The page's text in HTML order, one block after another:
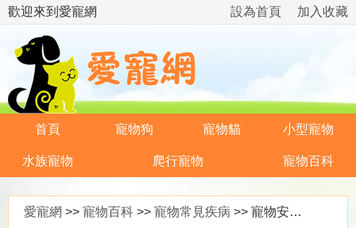
歡迎來到愛寵網 加入收藏
設為首頁
首頁 寵物狗 寵物貓 小型寵物
水族寵物 爬行寵物 寵物百科
愛寵網 >> 寵物百科 >> 寵物常見疾病 >> 寵物安樂死好嗎 選擇寵物安樂死的原因